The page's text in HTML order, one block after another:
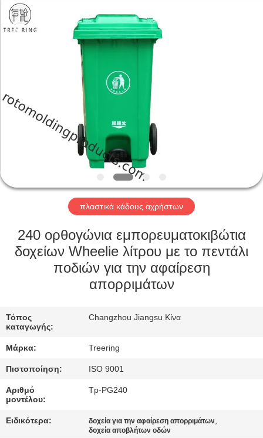
ΠΡΟΪΌΝΤΑ
ΒΊΝΤΕΟ
ΠΕΡΊΠΟΥ
ΕΜΕΊΣ
ΓΎΡΟΣ
ΕΡΓΟΣΤΑΣΊΩΝ
ΠΟΙΟΤΙΚΌΣ
ΜΑΣ
ΕΛΆΤΕ
ΕΠΑΦΉ
ΜΕ
Treering
Plastics
CO.,
All
πλαστικά κάδους αχρήστων
240 ορθογώνια εμπορευματοκιβώτια
δοχείων Wheelie λίτρου με το πεντάλι
ποδιών για την αφαίρεση
απορριμάτων
Τόπος
καταγωγής:
Changzhou Jiangsu Κίνα
Μάρκα: Treering
Πιστοποίηση: ISO 9001
Αριθμό
μοντέλου:
Tp-PG240
Ειδικότερα: δοχεία για την αφαίρεση απορριμάτων,
δοχεία αποβλήτων οδών